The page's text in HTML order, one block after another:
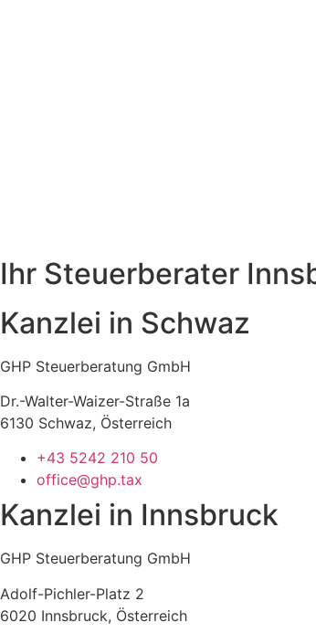
Ihr Steuerberater
Kanzlei in Schwaz
GHP Steuerberatung GmbH
Dr.-Walter-Waizer-Straße 1a
6130 Schwaz, Österreich
+43 5242 210 50
office@ghp.tax
Kanzlei in Innsbruck
GHP Steuerberatung GmbH
Adolf-Pichler-Platz 2
6020 Innsbruck, Österreich